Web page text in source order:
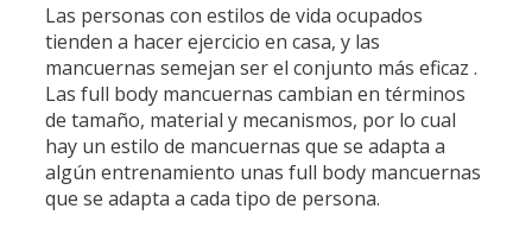
Las personas con estilos de vida ocupados
tienden a hacer ejercicio en casa, y las
mancuernas semejan ser el conjunto más eficaz .
Las full body mancuernas cambian en términos
de tamaño, material y mecanismos, por lo cual
hay un estilo de mancuernas que se adapta a
algún entrenamiento unas full body mancuernas
que se adapta a cada tipo de persona.